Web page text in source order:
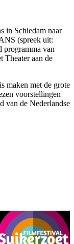
in Schiedam naar
(spreek uit:
programma van
Theater aan de
maken met de grote
voorstellingen
van de Nederlandse